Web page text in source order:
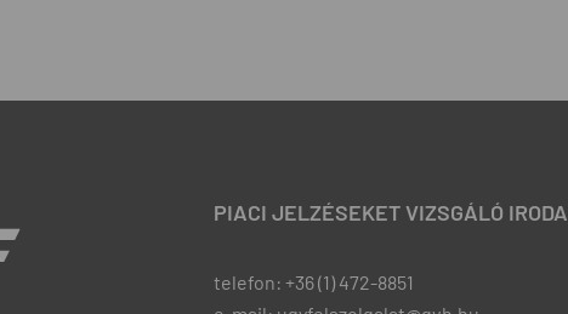
PIACI JELZÉSEKET VIZSGÁLÓ IRODA
telefon: +36 (1) 472-8851